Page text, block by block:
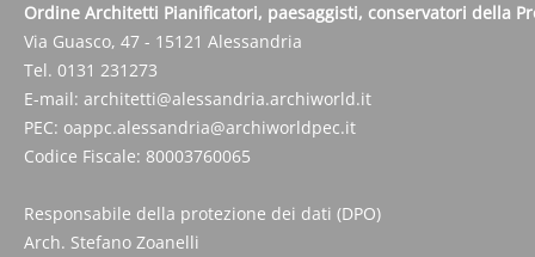
Ordine Architetti Pianificatori, paesaggisti, conservatori della
Via Guasco, 47 - 15121 Alessandria
Tel. 0131 231273
E-mail: architetti@alessandria.archiworld.it
PEC: oappc.alessandria@archiworldpec.it
Codice Fiscale: 80003760065
Responsabile della protezione dei dati (DPO)
Arch. Stefano Zoanelli